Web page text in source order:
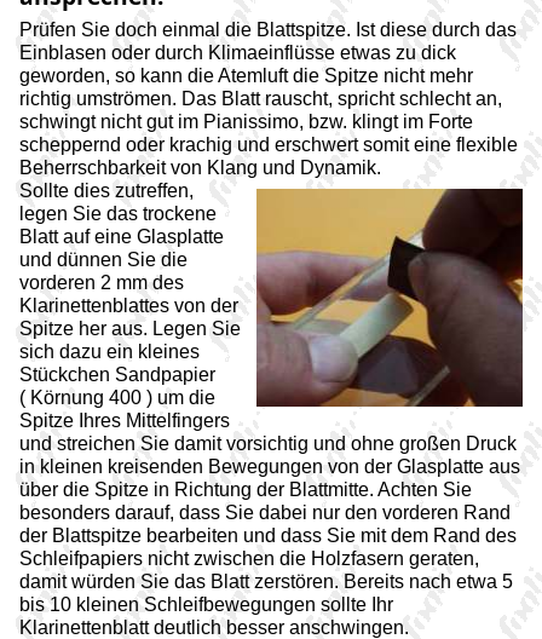
Prüfen Sie doch einmal die Blattspitze. Ist diese durch das
Einblasen oder durch Klimaeinflüsse etwas zu dick
geworden, so kann die Atemluft die Spitze nicht mehr
richtig umströmen. Das Blatt rauscht, spricht schlecht an,
schwingt nicht gut im Pianissimo, bzw. klingt im Forte
scheppernd oder krachig und erschwert somit eine flexible
Beherrschbarkeit von Klang und Dynamik.
Sollte dies zutreffen,
legen Sie das trockene
Blatt auf eine Glasplatte
und dünnen Sie die
vorderen 2 mm des
Klarinettenblattes von der
Spitze her aus. Legen Sie
sich dazu ein kleines
Stückchen Sandpapier
( Körnung 400 ) um die
Spitze Ihres Mittelfingers
und streichen Sie damit vorsichtig und ohne großen Druck
in kleinen kreisenden Bewegungen von der Glasplatte aus
über die Spitze in Richtung der Blattmitte. Achten Sie
besonders darauf, dass Sie dabei nur den vorderen Rand
der Blattspitze bearbeiten und dass Sie mit dem Rand des
Schleifpapiers nicht zwischen die Holzfasern geraten,
damit würden Sie das Blatt zerstören. Bereits nach etwa 5
bis 10 kleinen Schleifbewegungen sollte Ihr
Klarinettenblatt deutlich besser anschwingen.